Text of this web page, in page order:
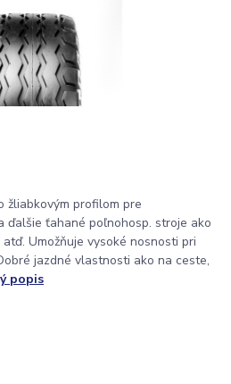
žliabkovým profilom pre
ďalšie ťahané poľnohosp. stroje ako
Umožňuje vysoké nosnosti pri
jazdné vlastnosti ako na ceste,
popis